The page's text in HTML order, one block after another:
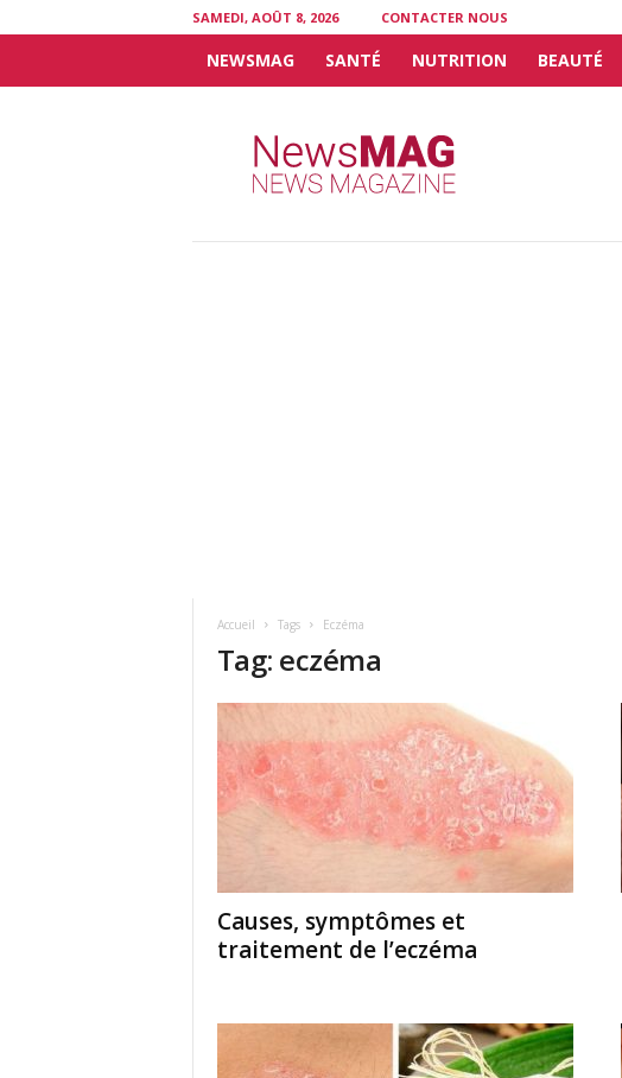
SAMEDI, AOÛT 8, 2026 CONTACTER NOUS
NEWSMAG SANTÉ NUTRITION BEAUTÉ
Accueil Tags Eczéma
Tag: eczéma
Causes, symptômes et
traitement de l’eczéma